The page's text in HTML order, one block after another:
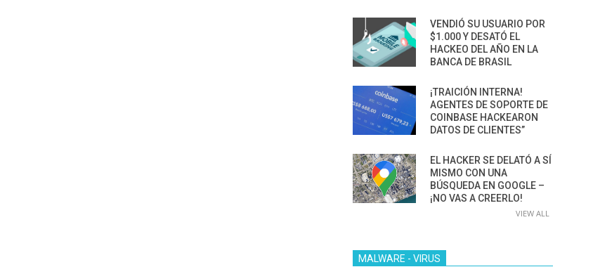
VENDIÓ SU USUARIO POR
$1.000 Y DESATÓ EL
HACKEO DEL AÑO EN LA
BANCA DE BRASIL
¡TRAICIÓN INTERNA!
AGENTES DE SOPORTE DE
COINBASE HACKEARON
DATOS DE CLIENTES”
EL HACKER SE DELATÓ A SÍ
MISMO CON UNA
BÚSQUEDA EN GOOGLE –
¡NO VAS A CREERLO!
VIEW ALL
MALWARE - VIRUS